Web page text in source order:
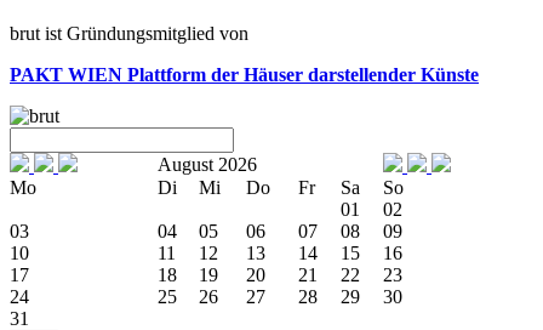
brut ist Gründungsmitglied von
PAKT WIEN Plattform der Häuser darstellender Künste
August 2026
Mo
Di Mi Do Fr Sa
So
01
02
03
04 05 06 07 08
09
10
11 12 13 14 15
16
17
18 19 20 21 22
23
24
25 26 27 28 29
30
31